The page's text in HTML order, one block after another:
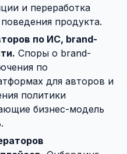
и переработка
продукта.
по ИС, brand-
Споры о brand-
по
для авторов и
политики
бизнес-модель